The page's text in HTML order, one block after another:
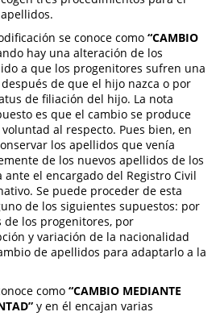
se conoce como“CAMBIO
hay una alteración de los
a que los progenitores sufren una
de que el hijo nazca o por
de filiación del hijo. La nota
es que el cambio se produce
al respecto. Pues bien, en
los apellidos que venía
de los nuevos apellidos de los
el encargado del Registro Civil
Se puede proceder de esta
de los siguientes supuestos: por
los progenitores, por
y variación de la nacionalidad
de apellidos para adaptarlo a la
como“CAMBIO MEDIANTE
y en él encajan varias